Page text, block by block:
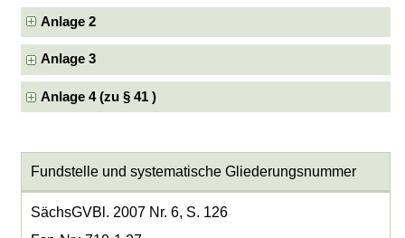
Anlage 2
Anlage 3
Anlage 4 (zu § 41 )
Fundstelle und systematische Gliederungsnummer
SächsGVBl. 2007 Nr. 6, S. 126